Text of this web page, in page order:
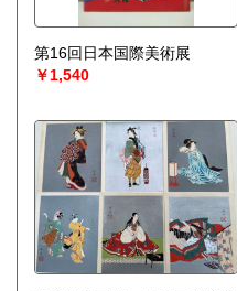
第16回日本国際美術展
￥1,540